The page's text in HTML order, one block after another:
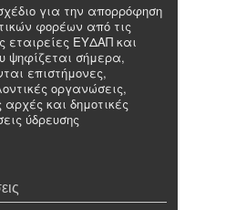
για την απορρόφηση
φορέων από τις
εταιρείες ΕΥΔΑΠ και
ψηφίζεται σήμερα,
επιστήμονες,
οργανώσεις,
αρχές και δημοτικές
ύδρευσης